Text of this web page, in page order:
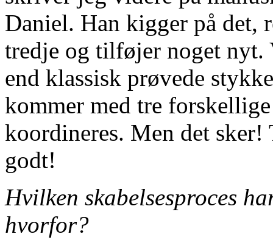
Daniel. Han kigger på det,
tredje og tilføjer noget
end klassisk prøvede
kommer med tre
koordineres. Men det
godt!
Hvilken skabelsesproces
hvorfor?